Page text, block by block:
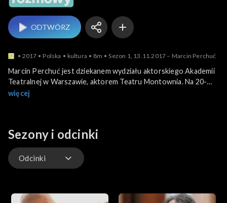
ODTWÓRZ
2017 Polska kultura 8m Sezon 1, 13.11.2017 – Marcin Perchuć
Marcin Perchuć jest dziekanem wydziału aktorskiego Akademii
Teatralnej w Warszawie, aktorem Teatru Montownia. Na 20-
lecie aktorzy Montowni przygotowali sztukę napisaną 20 lat
więcej
Sezony i odcinki
Odcinki